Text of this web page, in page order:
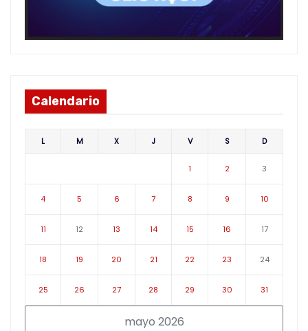
Calendario
mayo 2026
L M X J V S D
1 2 3
4 5 6 7 8 9 10
11 12 13 14 15 16 17
18 19 20 21 22 23 24
25 26 27 28 29 30 31